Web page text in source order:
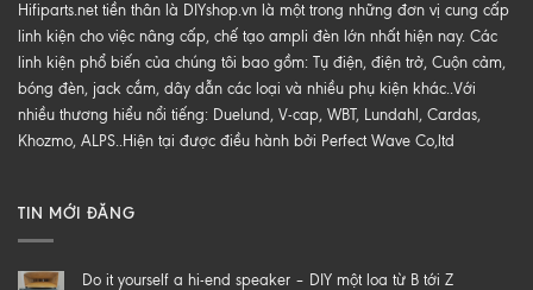
Hifiparts.net tiền thân là DIYshop.vn là một trong những đơn vị cung cấp
linh kiện cho việc nâng cấp, chế tạo ampli đèn lớn nhất hiện nay. Các
linh kiện phổ biến của chúng tôi bao gồm: Tụ điện, điện trở, Cuộn cảm,
bóng đèn, jack cắm, dây dẫn các loại và nhiều phụ kiện khác..Với
nhiều thương hiểu nổi tiếng: Duelund, V-cap, WBT, Lundahl, Cardas,
Khozmo, ALPS..Hiện tại được điều hành bởi Perfect Wave Co,ltd
TIN MỚI ĐĂNG
Do it yourself a hi-end speaker – DIY một loa từ B tới Z